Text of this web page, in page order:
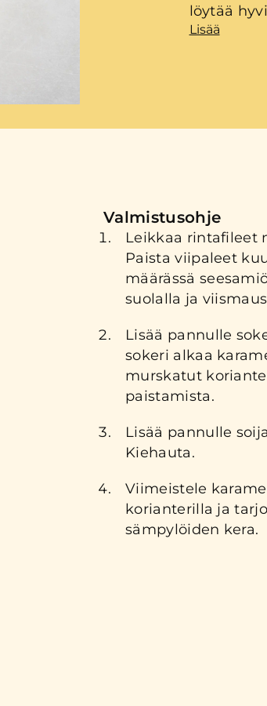
löytää
Lisää
Valmistusohje
Leikkaa rintafileet
Paista viipaleet
määrässä
suolalla ja
Lisää pannulle
sokeri alkaa
murskatut
paistamista.
Lisää pannulle
Kiehauta.
Viimeistele
korianterilla ja
sämpylöiden kera.